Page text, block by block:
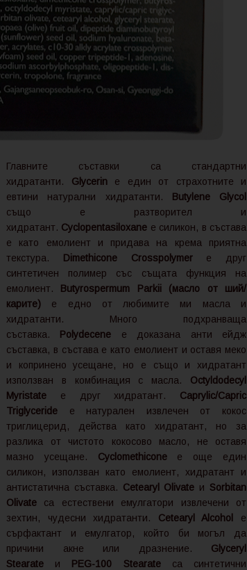
Главните съставки са стандартни
хидратанти. Glycerin е един от страхотните и
евтини натурални хидратанти.
Butylene Glycol
също
е разтворител и
хидратант. Cyclopentasiloxane е силикон, в състава
е като емолиент и придава на крема приятна
текстура.
Dimethicone Crosspolymerе друг
синтетичен полимер със същата функция на
емолиент.
Butyrospermum Parkii (масло от ший/
карите) е едно от любимите ми масла и
хидратанти. Много подхранваща
съставка.
Polydecene е доказана анти ейдж
съставка, в състава е като емолиент и оставя меко
и копринено усещане, но е също и хидратант
използван в комбинация с масла. Octyldodecyl
Myristate е друг хидратант. Caprylic/Capric
Triglyceride е натурален извлечен от кокос
триглицерид, действа като хидратант, но за
разлика от чистото кокосово масло, не оставя
мазно усещане. Cyclomethiconeе още един
силикон, използван като емолиент, хидратант и
антистатична съставка. Cetearyl Olivate иSorbitan
Olivate са естествени емулгатори извлечени от
зехтин, чудесни хидратанти. Cetearyl Alcohol е
сърфактант и емулгатор, който би могъл да
причини акне или дразнение. Glyceryl
Stearate и PEG-100 Stearateса синтетични